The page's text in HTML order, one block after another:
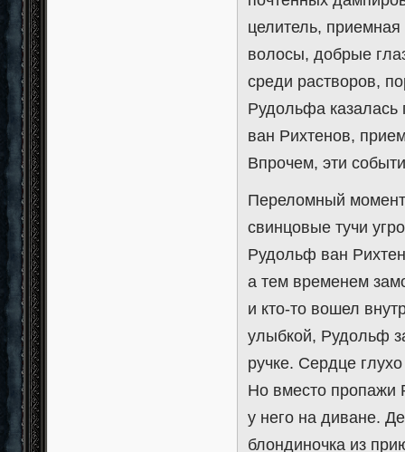
целитель,
волосы, добрые
среди растворов,
Рудольфа казалась
ван Рихтенов,
Впрочем, эти
Переломный
свинцовые тучи
Рудольф ван
а тем временем
и кто-то вошел
улыбкой, Рудольф
ручке. Сердце
Но вместо пропажи
у него на диване.
блондиночка из